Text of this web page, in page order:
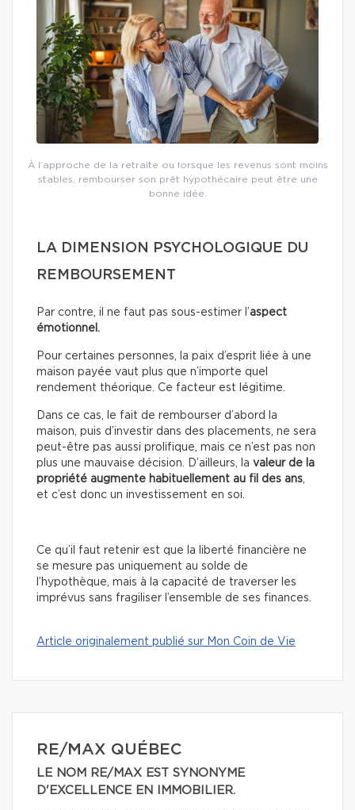
À l’approche de la retraite ou lorsque les revenus sont moins
stables, rembourser son prêt hypothécaire peut être une
bonne idée.
LA DIMENSION PSYCHOLOGIQUE DU
REMBOURSEMENT
Par contre, il ne faut pas sous-estimer l’aspect
émotionnel.
Pour certaines personnes, la paix d’esprit liée à une
maison payée vaut plus que n’importe quel
rendement théorique. Ce facteur est légitime.
Dans ce cas, le fait de rembourser d’abord la
maison, puis d’investir dans des placements, ne sera
peut-être pas aussi prolifique, mais ce n’est pas non
plus une mauvaise décision. D’ailleurs, la valeur de la
propriété augmente habituellement au fil des ans
et c’est donc un investissement en soi.
Ce qu’il faut retenir est que la liberté financière ne
se mesure pas uniquement au solde de
l’hypothèque, mais à la capacité de traverser les
imprévus sans fragiliser l’ensemble de ses finances.
Article originalement publié sur Mon Coin de Vie
RE/MAX QUÉBEC
LE NOM RE/MAX EST SYNONYME
D'EXCELLENCE EN IMMOBILIER.